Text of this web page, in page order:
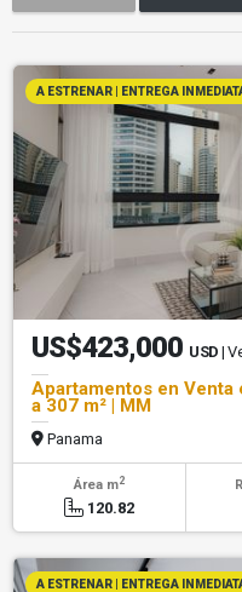
A ESTRENAR | ENTREGA
US$423,000 USD |
Apartamentos en Venta
a 307 m² | MM
Panama
Área m2
120.82
A ESTRENAR | ENTREGA